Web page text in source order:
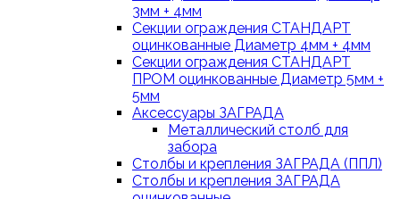
3мм + 4мм
Секции ограждения СТАНДАРТ
оцинкованные Диаметр 4мм + 4мм
Секции ограждения СТАНДАРТ
ПРОМ оцинкованные Диаметр 5мм +
5мм
Аксессуары ЗАГРАДА
Металлический столб для
забора
Столбы и крепления ЗАГРАДА (ППЛ)
Столбы и крепления ЗАГРАДА